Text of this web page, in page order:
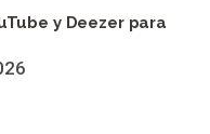
y Deezer para